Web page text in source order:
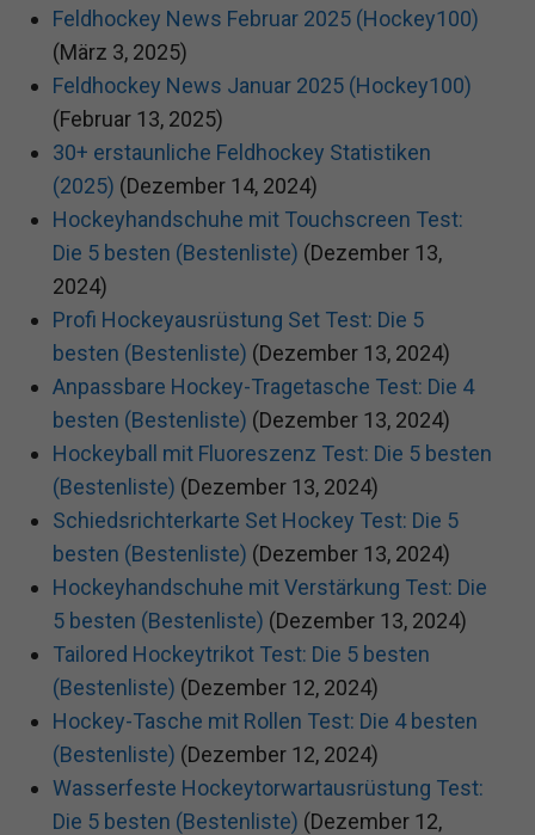
Feldhockey News Februar 2025 (Hockey100)
(März 3, 2025)
Feldhockey News Januar 2025 (Hockey100)
(Februar 13, 2025)
30+ erstaunliche Feldhockey Statistiken
(2025) (Dezember 14, 2024)
Hockeyhandschuhe mit Touchscreen Test:
Die 5 besten (Bestenliste) (Dezember 13,
2024)
Profi Hockeyausrüstung Set Test: Die 5
besten (Bestenliste) (Dezember 13, 2024)
Anpassbare Hockey-Tragetasche Test: Die 4
besten (Bestenliste) (Dezember 13, 2024)
Hockeyball mit Fluoreszenz Test: Die 5 besten
(Bestenliste) (Dezember 13, 2024)
Schiedsrichterkarte Set Hockey Test: Die 5
besten (Bestenliste) (Dezember 13, 2024)
Hockeyhandschuhe mit Verstärkung Test: Die
5 besten (Bestenliste) (Dezember 13, 2024)
Tailored Hockeytrikot Test: Die 5 besten
(Bestenliste) (Dezember 12, 2024)
Hockey-Tasche mit Rollen Test: Die 4 besten
(Bestenliste) (Dezember 12, 2024)
Wasserfeste Hockeytorwartausrüstung Test:
Die 5 besten (Bestenliste) (Dezember 12,